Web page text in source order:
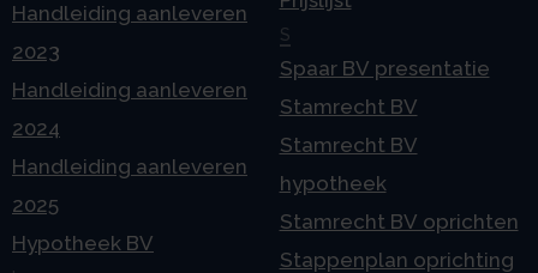
Handleiding aanleveren
2023
Handleiding aanleveren
2024
Handleiding aanleveren
2025
Hypotheek BV
S
Spaar BV presentatie
Stamrecht BV
Stamrecht BV
hypotheek
Stamrecht BV oprichten
Stappenplan oprichting